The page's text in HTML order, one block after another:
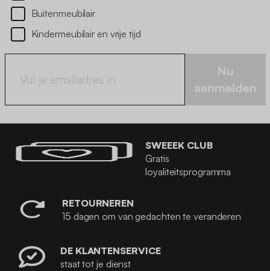
Buitenmeubilair
Kindermeubilair en vrije tijd
Nu
aanmelden
SWEEEK CLUB
Gratis
loyaliteitsprogramma
RETOURNEREN
15 dagen om van gedachten te veranderen
DE KLANTENSERVICE
staat tot je dienst